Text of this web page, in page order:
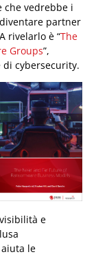
che vedrebbe i
partner
rivelarlo è “The
Groups”,
di cybersecurity.
e
le